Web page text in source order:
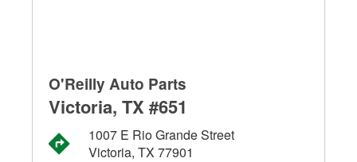
O'Reilly Auto Parts
Victoria, TX #651
1007 E Rio Grande Street
Victoria, TX 77901